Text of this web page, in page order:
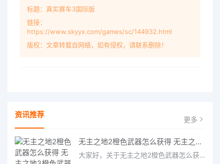
标题：真实赛车3国际版
链接：
https://www.skyyx.com/games/sc/144932.html
版权：文章转载自网络，如有侵权，请联系删除！
资讯推荐 更多
无主之地2橙色武器怎么获得 无主之地3橙色武器排名及获得方法
大家好，关于无主之地2橙色武器怎么获得很多朋友都还不太明白，今天小编就来为大家分享关于无主之地3橙色武器排